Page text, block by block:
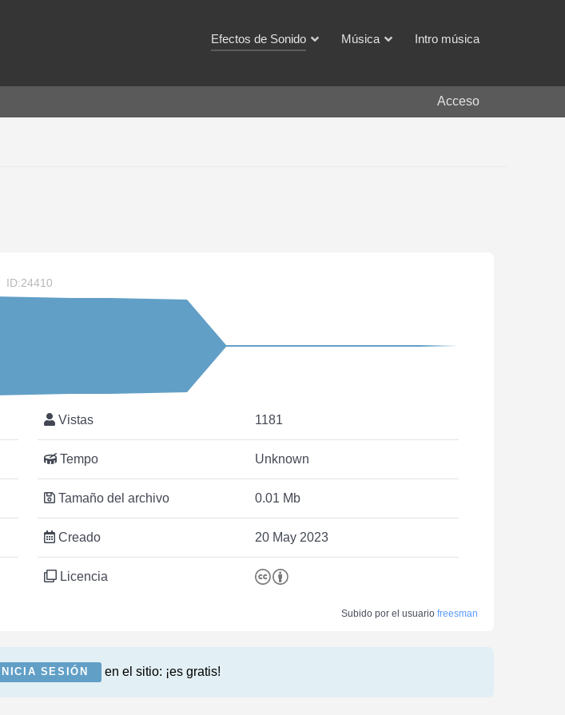
Efectos de Sonido Música Intro música
Acceso
ID:24410
Vistas 1181
Tempo Unknown
Tamaño del archivo 0.01 Mb
Creado 20 May 2023
Licencia
Subido por el usuario freesman
INICIA SESIÓN en el sitio: ¡es gratis!